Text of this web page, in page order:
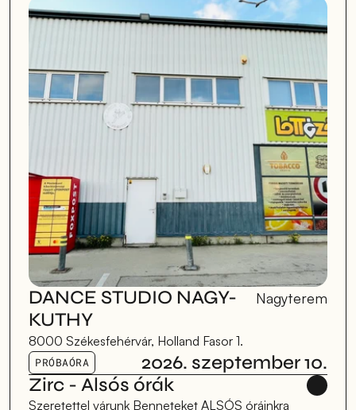
DANCE STUDIO NAGY-
KUTHY
Nagyterem
8000 Székesfehérvár, Holland Fasor 1.
PRÓBAÓRA
2026. szeptember 10.
Zirc - Alsós órák
Szeretettel várunk Benneteket ALSÓS óráinkra